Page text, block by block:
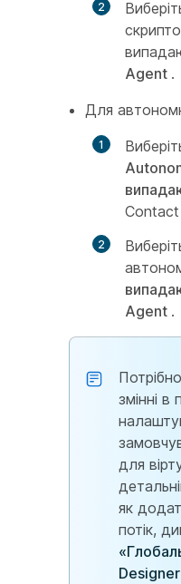
Agent .
Для
Agent .
змінні
для
як
потік,
Designer